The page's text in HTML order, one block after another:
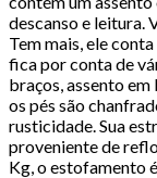
descanso e leitura.
Tem mais, ele
fica por conta de
braços, assento
os pés são
rusticidade. Sua
proveniente de
Kg, o estofamento